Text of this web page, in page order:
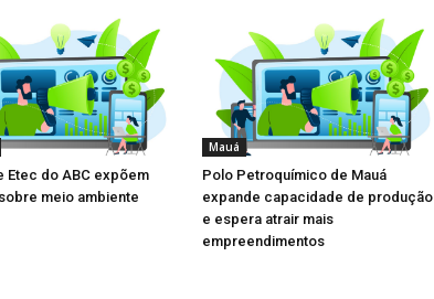
Etec do ABC expõem
meio ambiente
Mauá
Polo Petroquímico de Mauá
expande capacidade de produção
e espera atrair mais
empreendimentos